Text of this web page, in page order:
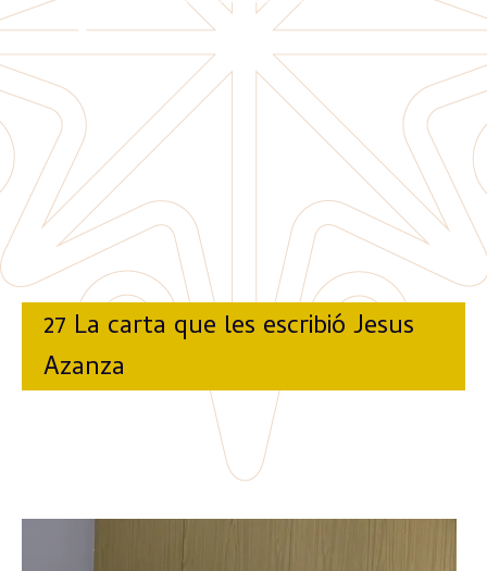
27 La carta que les escribió Jesus
Azanza